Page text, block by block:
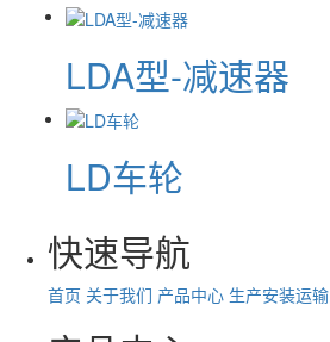
LDA型-减速器
LD车轮
快速导航
首页 关于我们 产品中心 生产安装运输